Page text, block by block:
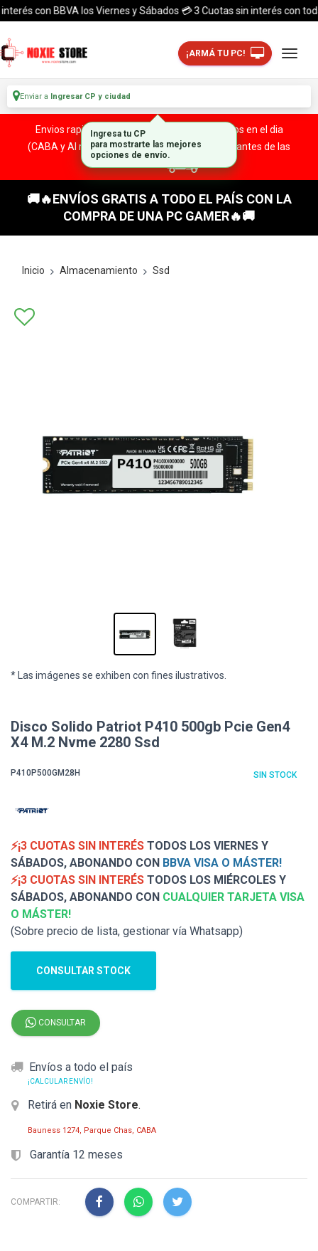
con BBVA los Viernes y Sábados 💳 3 Cuotas sin interés con
¡ARMÁ TU PC!
Enviar a Ingresar CP y ciudad
Envios rapidos y seguros a todo el pais. ¡ Envios en el dia
(CABA y Al rededores) Acreditando tu compra antes de las
🚚🔥ENVÍOS GRATIS A TODO EL PAÍS CON LA
COMPRA DE UNA PC GAMER🔥🚚
Inicio Almacenamiento Ssd
* Las imágenes se exhiben con fines ilustrativos.
Disco Solido Patriot P410 500gb Pcie Gen4
X4 M.2 Nvme 2280 Ssd
P410P500GM28H SIN STOCK
⚡¡3 CUOTAS SIN INTERÉS TODOS LOS VIERNES Y
SÁBADOS, ABONANDO CON BBVA VISA O MÁSTER!
⚡¡3 CUOTAS SIN INTERÉS TODOS LOS MIÉRCOLES Y
SÁBADOS, ABONANDO CON CUALQUIER TARJETA VISA
O MÁSTER!
(Sobre precio de lista, gestionar vía Whatsapp)
CONSULTAR STOCK
CONSULTAR
Envíos a todo el país
¡CALCULAR ENVÍO!
Retirá en Noxie Store.
Bauness 1274, Parque Chas, CABA
Garantía 12 meses
COMPARTIR:
Ingresa tu CP
para mostrarte las mejores
opciones de envío.